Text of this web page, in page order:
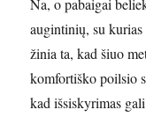
Na, o pabaigai
augintinių, su
žinia ta, kad šiuo
komfortiško poilsio
kad išsiskyrimas